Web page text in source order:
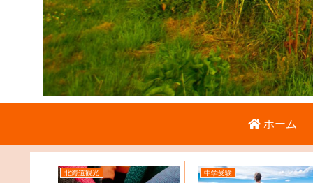
ホーム
北海道観光 中学受験